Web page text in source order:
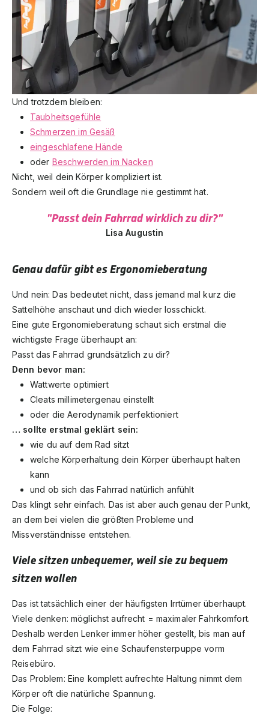
Und trotzdem bleiben:
Taubheitsgefühle
Schmerzen im Gesäß
eingeschlafene Hände
oder Beschwerden im Nacken
Nicht, weil dein Körper kompliziert ist.
Sondern weil oft die Grundlage nie gestimmt hat.
"Passt dein Fahrrad wirklich zu dir?"
Lisa Augustin
Genau dafür gibt es Ergonomieberatung
Und nein: Das bedeutet nicht, dass jemand mal kurz die
Sattelhöhe anschaut und dich wieder losschickt.
Eine gute Ergonomieberatung schaut sich erstmal die
wichtigste Frage überhaupt an:
Passt das Fahrrad grundsätzlich zu dir?
Denn bevor man:
Wattwerte optimiert
Cleats millimetergenau einstellt
oder die Aerodynamik perfektioniert
… sollte erstmal geklärt sein:
wie du auf dem Rad sitzt
welche Körperhaltung dein Körper überhaupt halten
kann
und ob sich das Fahrrad natürlich anfühlt
Das klingt sehr einfach. Das ist aber auch genau der Punkt,
an dem bei vielen die größten Probleme und
Missverständnisse entstehen.
Viele sitzen unbequemer, weil sie zu bequem
sitzen wollen
Das ist tatsächlich einer der häufigsten Irrtümer überhaupt.
Viele denken: möglichst aufrecht = maximaler Fahrkomfort.
Deshalb werden Lenker immer höher gestellt, bis man auf
dem Fahrrad sitzt wie eine Schaufensterpuppe vorm
Reisebüro.
Das Problem: Eine komplett aufrechte Haltung nimmt dem
Körper oft die natürliche Spannung.
Die Folge: